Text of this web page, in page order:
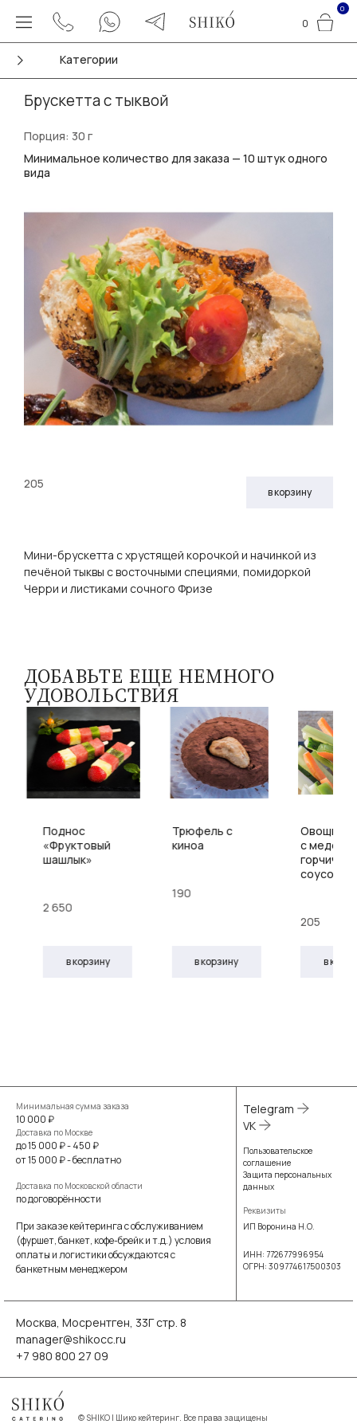
0
0
Категории
Брускетта с тыквой
Порция: 30 г
Минимальное количество для заказа — 10 штук одного
вида
205
в корзину
Мини-брускетта с хрустящей корочкой и начинкой из
печёной тыквы с восточными специями, помидоркой
Черри и листиками сочного Фризе
ДОБАВЬТЕ ЕЩЕ НЕМНОГО
УДОВОЛЬСТВИЯ
Поднос
«Фруктовый
шашлык»
2 650
в корзину
Трюфель с
киноа
190
в корзину
Овощи
с медово-
соусом
205
в
Минимальная сумма заказа
10 000 ₽
Доставка по Москве
до 15 000 ₽ - 450 ₽
от 15 000 ₽ - бесплатно
Доставка по Московской области
по договорённости
При заказе кейтеринга с обслуживанием
(фуршет, банкет, кофе-брейк и т.д.) условия
оплаты и логистики обсуждаются с
банкетным менеджером
Telegram
VK
Пользовательское
соглашение
Защита персональных
данных
Реквизиты
ИП Воронина Н.О.
ИНН: 772677996954
ОГРН: 309774617500303
Москва, Мосрентген, 33Г стр. 8
manager@shikocc.ru
+7 980 800 27 09
© SHIKO | Шико кейтеринг. Все права защищены